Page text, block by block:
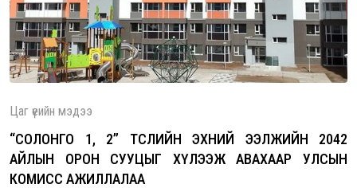
Цаг үеийн мэдээ
“СОЛОНГО 1, 2” ТӨСЛИЙН ЭХНИЙ ЭЭЛЖИЙН 2042
АЙЛЫН ОРОН СУУЦЫГ ХҮЛЭЭЖ АВАХААР УЛСЫН
КОМИСС АЖИЛЛАЛАА